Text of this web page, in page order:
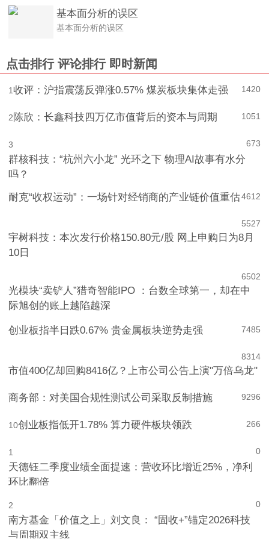
基本面分析的误区
基本面分析的误区
点击排行 评论排行 即时新闻
1420
1收评：沪指震荡反弹涨0.57% 煤炭板块集体走强
1051
2 陈欣：长鑫科技四万亿市值背后的资本与周期
673
3
群核科技：“杭州六小龙” 光环之下 物理AI故事有水分
吗？
612
4
耐克“收权运动”：一场针对经销商的产业链价值重估
527
5
宇树科技：本次发行价格150.80元/股 网上申购日为8月
10日
502
6
光模块“卖铲人”猎奇智能IPO ：台数全球第一，却在中
际旭创的账上越陷越深
485
7
创业板指半日跌0.67% 贵金属板块逆势走强
314
8
市值400亿却回购8416亿？上市公司公告上演"万倍乌龙"
296
9
商务部：对美国合规性测试公司采取反制措施
266
10创业板指低开1.78% 算力硬件板块领跌
0
1
天德钰二季度业绩全面提速：营收环比增近25%，净利
环比翻倍
0
2
南方基金「价值之上」刘文良： “固收+”锚定2026科技
与周期双主线